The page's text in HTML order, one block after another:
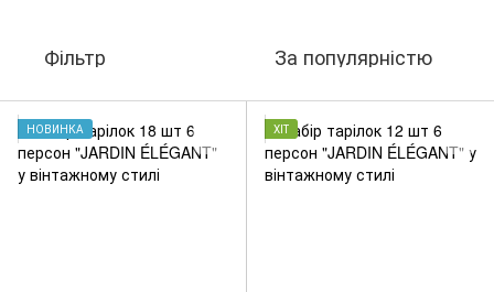
Фільтр За популярністю
НОВИНКА ХІТ